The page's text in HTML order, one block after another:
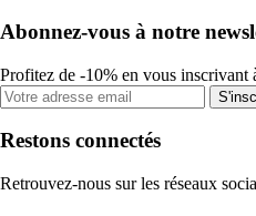
Abonnez-vous à notre
Profitez de -10% en vous inscrivant
Restons connectés
Retrouvez-nous sur les réseaux